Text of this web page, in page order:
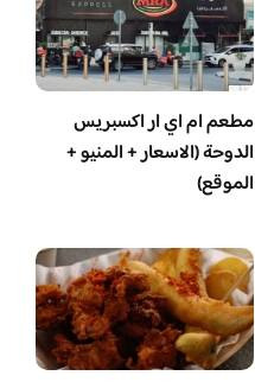
مطعم ام اي ار اكسبريس
الدوحة (الاسعار + المنيو +
الموقع)